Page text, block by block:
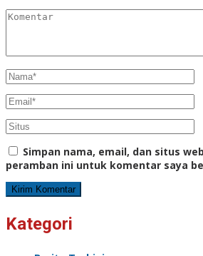
Simpan nama, email, dan situs
peramban ini untuk komentar saya
Kategori